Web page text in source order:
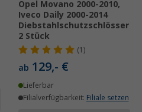
Opel Movano 2000-2010,
Iveco Daily 2000-2014
Diebstahlschutzschlösser
2 Stück
(1)
ab 129,- €
Lieferbar
Filialverfügbarkeit: Filiale setzen